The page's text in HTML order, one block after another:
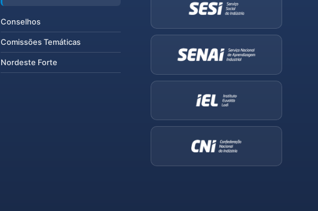
Conselhos
Comissões Temáticas
Nordeste Forte